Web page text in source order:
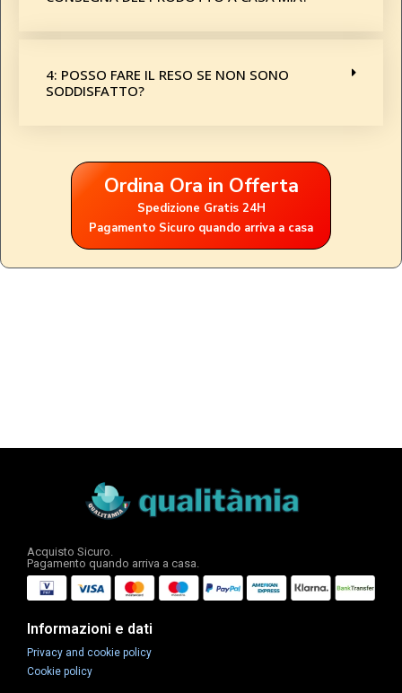
4: POSSO FARE IL RESO SE NON SONO
SODDISFATTO?
Ordina Ora in Offerta
Spedizione Gratis 24H
Pagamento Sicuro quando arriva a casa
Acquisto Sicuro.
Pagamento quando arriva a casa.
Informazioni e dati
Privacy and cookie policy
Cookie policy